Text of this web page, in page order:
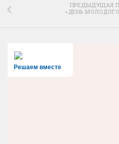
ПРЕДЫДУЩАЯ
«ДЕНЬ
Решаем вместе